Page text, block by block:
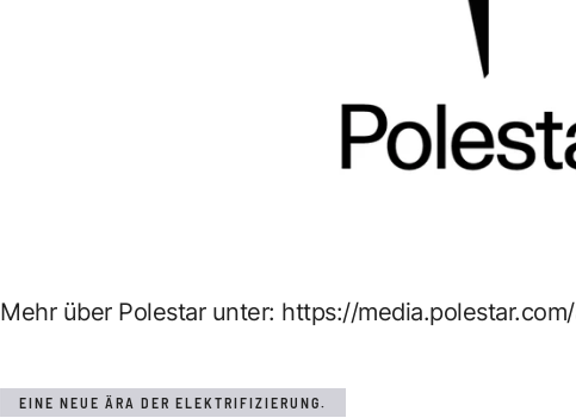
Mehr über Polestar unter: https://
EINE NEUE ÄRA DER ELEKTRIFIZIERUNG.